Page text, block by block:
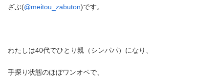
ざぶ(@meitou_zabuton)です。
わたしは40代でひとり親（シンパパ）になり、
手探り状態のほぼワンオペで、